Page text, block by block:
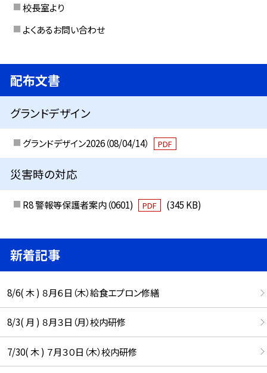
校長室より
よくあるお問い合わせ
配布文書
グランドデザイン
グランドデザイン2026（08/04/14） PDF
災害時の対応
R8 警報等保護者案内（0601) PDF (345 KB)
新着記事
8/6( 木 ) ８月６日（木）給食エプロン修繕
8/3( 月 ) ８月３日（月）校内研修
7/30( 木 ) ７月３０日（木）校内研修